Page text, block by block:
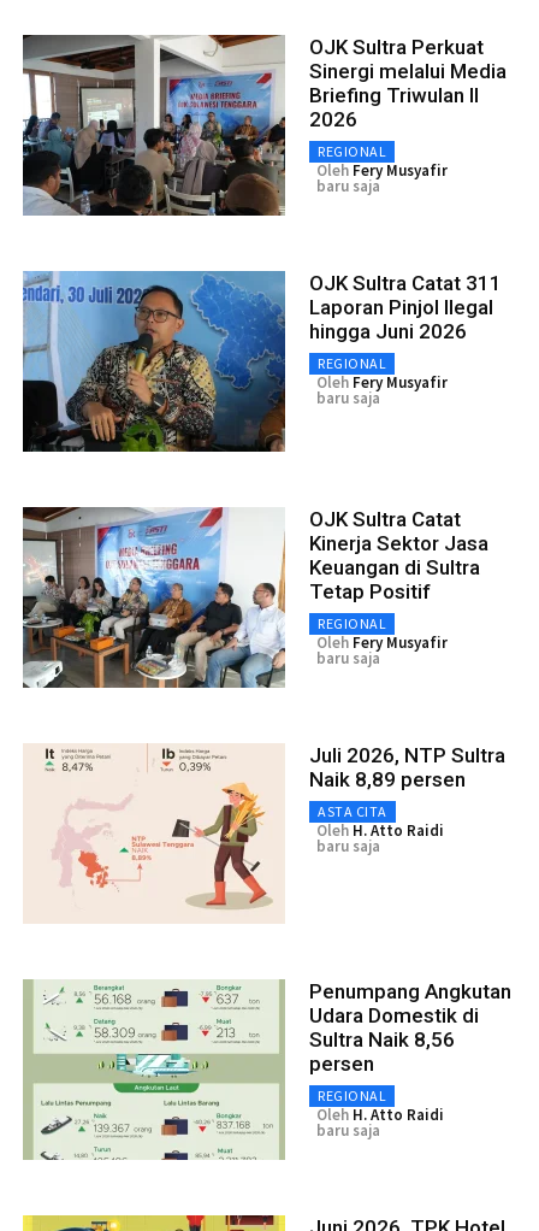
OJK Sultra Perkuat
Sinergi melalui Media
Briefing Triwulan II
2026
REGIONAL
Oleh Fery Musyafir
baru saja
OJK Sultra Catat 311
Laporan Pinjol Ilegal
hingga Juni 2026
REGIONAL
Oleh Fery Musyafir
baru saja
OJK Sultra Catat
Kinerja Sektor Jasa
Keuangan di Sultra
Tetap Positif
REGIONAL
Oleh Fery Musyafir
baru saja
Juli 2026, NTP Sultra
Naik 8,89 persen
ASTA CITA
Oleh H. Atto Raidi
baru saja
Penumpang Angkutan
Udara Domestik di
Sultra Naik 8,56
persen
REGIONAL
Oleh H. Atto Raidi
baru saja